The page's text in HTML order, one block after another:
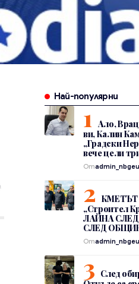
Най-популярни
Ало,
ви, Калин
„Градски
вече цели
Отadmin_nbgeu
КМЕТЪТ
„Строител
ЛАЙНА
СЛЕД
Отadmin_nbgeu
След